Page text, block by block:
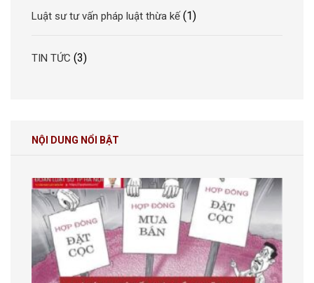
Luật sư tư vấn pháp luật thừa kế(1)
TIN TỨC (3)
NỘI DUNG NỔI BẬT